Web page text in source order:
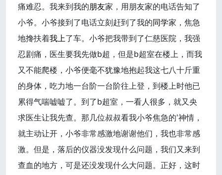
痛难忍。我来到我的朋友家，用朋友家的电话告知了
小爷。小爷接到了电话立刻赶到了我的同学家，焦急
地搀扶着我上了车。小爷把我带到了仁慈医院，我强
忍剧痛，医生要我先做b超，但是b超室在楼上，而我
又不能爬楼，小爷便毫不犹豫地抱起我这七八十斤重
的身体，吃力地一台阶一台阶往上登，到楼上时他已
累得气喘嘘嘘了。到了b超室，一看人很多，就又央
求医生让我先查。那几位叔叔看我小爷焦急的'神情，
就主动让开，小爷非常感激地谢谢他们，我也非常感
激。但是，落后的仪器没发现什么问题，我们又来到
查血的地方，可是还没发现什么大问题。正好，这时